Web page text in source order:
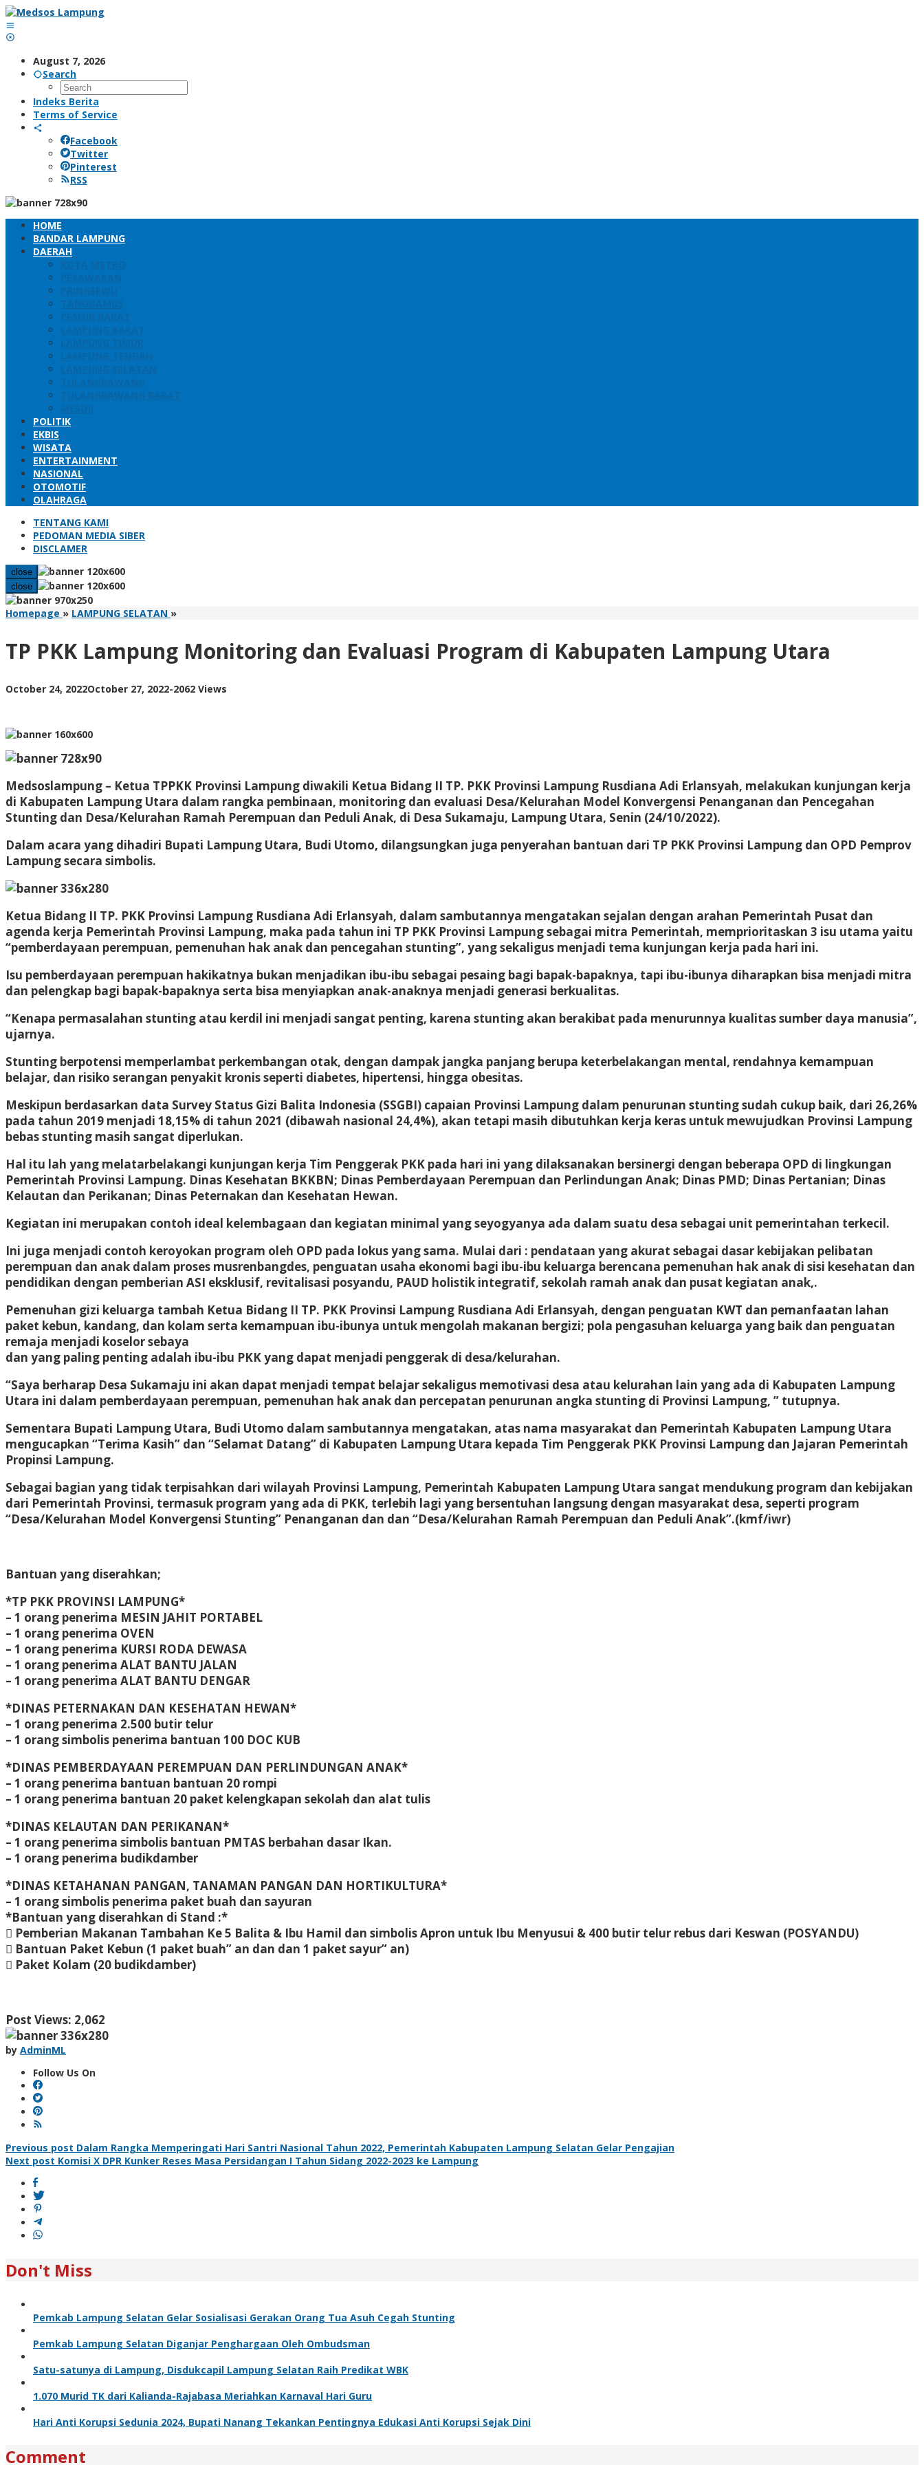
Skip
to
content
August 7, 2026
Search
Indeks Berita
Terms of Service
Facebook
Twitter
Pinterest
RSS
HOME
BANDAR LAMPUNG
DAERAH
KOTA METRO
PESAWARAN
PRINGSEWU
TANGGAMUS
PESISIR BARAT
LAMPUNG BARAT
LAMPUNG TIMUR
LAMPUNG TENGAH
LAMPUNG SELATAN
TULANGBAWANG
TULANGBAWANG BARAT
MESUJI
POLITIK
EKBIS
WISATA
ENTERTAINMENT
NASIONAL
OTOMOTIF
OLAHRAGA
TENTANG KAMI
PEDOMAN MEDIA SIBER
DISCLAMER
close
close
Homepage » LAMPUNG SELATAN »TP
Monitoring
dan
Program
TP PKK Lampung Monitoring dan Evaluasi Program di Kabupaten Lampung Utara
October 24, 2022October 27, 2022by
-2062 Views
Medsoslampung – Ketua TPPKK Provinsi Lampung diwakili Ketua Bidang II TP. PKK Provinsi Lampung Rusdiana Adi Erlansyah, melakukan kunjungan kerja
di Kabupaten Lampung Utara dalam rangka pembinaan, monitoring dan evaluasi Desa/Kelurahan Model Konvergensi Penanganan dan Pencegahan
Stunting dan Desa/Kelurahan Ramah Perempuan dan Peduli Anak, di Desa Sukamaju, Lampung Utara, Senin (24/10/2022).
Dalam acara yang dihadiri Bupati Lampung Utara, Budi Utomo, dilangsungkan juga penyerahan bantuan dari TP PKK Provinsi Lampung dan OPD Pemprov
Lampung secara simbolis.
Ketua Bidang II TP. PKK Provinsi Lampung Rusdiana Adi Erlansyah, dalam sambutannya mengatakan sejalan dengan arahan Pemerintah Pusat dan
agenda kerja Pemerintah Provinsi Lampung, maka pada tahun ini TP PKK Provinsi Lampung sebagai mitra Pemerintah, memprioritaskan 3 isu utama yaitu
“pemberdayaan perempuan, pemenuhan hak anak dan pencegahan stunting”, yang sekaligus menjadi tema kunjungan kerja pada hari ini.
Isu pemberdayaan perempuan hakikatnya bukan menjadikan ibu-ibu sebagai pesaing bagi bapak-bapaknya, tapi ibu-ibunya diharapkan bisa menjadi mitra
dan pelengkap bagi bapak-bapaknya serta bisa menyiapkan anak-anaknya menjadi generasi berkualitas.
“Kenapa permasalahan stunting atau kerdil ini menjadi sangat penting, karena stunting akan berakibat pada menurunnya kualitas sumber daya manusia”,
ujarnya.
Stunting berpotensi memperlambat perkembangan otak, dengan dampak jangka panjang berupa keterbelakangan mental, rendahnya kemampuan
belajar, dan risiko serangan penyakit kronis seperti diabetes, hipertensi, hingga obesitas.
Meskipun berdasarkan data Survey Status Gizi Balita Indonesia (SSGBI) capaian Provinsi Lampung dalam penurunan stunting sudah cukup baik, dari 26,26%
pada tahun 2019 menjadi 18,15% di tahun 2021 (dibawah nasional 24,4%), akan tetapi masih dibutuhkan kerja keras untuk mewujudkan Provinsi Lampung
bebas stunting masih sangat diperlukan.
Hal itu lah yang melatarbelakangi kunjungan kerja Tim Penggerak PKK pada hari ini yang dilaksanakan bersinergi dengan beberapa OPD di lingkungan
Pemerintah Provinsi Lampung. Dinas Kesehatan BKKBN; Dinas Pemberdayaan Perempuan dan Perlindungan Anak; Dinas PMD; Dinas Pertanian; Dinas
Kelautan dan Perikanan; Dinas Peternakan dan Kesehatan Hewan.
Kegiatan ini merupakan contoh ideal kelembagaan dan kegiatan minimal yang seyogyanya ada dalam suatu desa sebagai unit pemerintahan terkecil.
Ini juga menjadi contoh keroyokan program oleh OPD pada lokus yang sama. Mulai dari : pendataan yang akurat sebagai dasar kebijakan pelibatan
perempuan dan anak dalam proses musrenbangdes, penguatan usaha ekonomi bagi ibu-ibu keluarga berencana pemenuhan hak anak di sisi kesehatan dan
pendidikan dengan pemberian ASI eksklusif, revitalisasi posyandu, PAUD holistik integratif, sekolah ramah anak dan pusat kegiatan anak,.
Pemenuhan gizi keluarga tambah Ketua Bidang II TP. PKK Provinsi Lampung Rusdiana Adi Erlansyah, dengan penguatan KWT dan pemanfaatan lahan
paket kebun, kandang, dan kolam serta kemampuan ibu-ibunya untuk mengolah makanan bergizi; pola pengasuhan keluarga yang baik dan penguatan
remaja menjadi koselor sebaya
dan yang paling penting adalah ibu-ibu PKK yang dapat menjadi penggerak di desa/kelurahan.
“Saya berharap Desa Sukamaju ini akan dapat menjadi tempat belajar sekaligus memotivasi desa atau kelurahan lain yang ada di Kabupaten Lampung
Utara ini dalam pemberdayaan perempuan, pemenuhan hak anak dan percepatan penurunan angka stunting di Provinsi Lampung, ” tutupnya.
Sementara Bupati Lampung Utara, Budi Utomo dalam sambutannya mengatakan, atas nama masyarakat dan Pemerintah Kabupaten Lampung Utara
mengucapkan “Terima Kasih” dan “Selamat Datang” di Kabupaten Lampung Utara kepada Tim Penggerak PKK Provinsi Lampung dan Jajaran Pemerintah
Propinsi Lampung.
Sebagai bagian yang tidak terpisahkan dari wilayah Provinsi Lampung, Pemerintah Kabupaten Lampung Utara sangat mendukung program dan kebijakan
dari Pemerintah Provinsi, termasuk program yang ada di PKK, terlebih lagi yang bersentuhan langsung dengan masyarakat desa, seperti program
“Desa/Kelurahan Model Konvergensi Stunting” Penanganan dan dan “Desa/Kelurahan Ramah Perempuan dan Peduli Anak”.(kmf/iwr)
Bantuan yang diserahkan;
*TP PKK PROVINSI LAMPUNG*
– 1 orang penerima MESIN JAHIT PORTABEL
– 1 orang penerima OVEN
– 1 orang penerima KURSI RODA DEWASA
– 1 orang penerima ALAT BANTU JALAN
– 1 orang penerima ALAT BANTU DENGAR
*DINAS PETERNAKAN DAN KESEHATAN HEWAN*
– 1 orang penerima 2.500 butir telur
– 1 orang simbolis penerima bantuan 100 DOC KUB
*DINAS PEMBERDAYAAN PEREMPUAN DAN PERLINDUNGAN ANAK*
– 1 orang penerima bantuan bantuan 20 rompi
– 1 orang penerima bantuan 20 paket kelengkapan sekolah dan alat tulis
*DINAS KELAUTAN DAN PERIKANAN*
– 1 orang penerima simbolis bantuan PMTAS berbahan dasar Ikan.
– 1 orang penerima budikdamber
*DINAS KETAHANAN PANGAN, TANAMAN PANGAN DAN HORTIKULTURA*
– 1 orang simbolis penerima paket buah dan sayuran
*Bantuan yang diserahkan di Stand :*
 Pemberian Makanan Tambahan Ke 5 Balita & Ibu Hamil dan simbolis Apron untuk Ibu Menyusui & 400 butir telur rebus dari Keswan (POSYANDU)
 Bantuan Paket Kebun (1 paket buah” an dan dan 1 paket sayur” an)
 Paket Kolam (20 budikdamber)
Post Views: 2,062
by AdminML
Follow Us On
Post
navigation
Previous post Dalam Rangka Memperingati Hari Santri Nasional Tahun 2022, Pemerintah Kabupaten Lampung Selatan Gelar Pengajian
Next post Komisi X DPR Kunker Reses Masa Persidangan I Tahun Sidang 2022-2023 ke Lampung
Don't Miss
Pemkab Lampung Selatan Gelar Sosialisasi Gerakan Orang Tua Asuh Cegah Stunting
Pemkab Lampung Selatan Diganjar Penghargaan Oleh Ombudsman
Satu-satunya di Lampung, Disdukcapil Lampung Selatan Raih Predikat WBK
1.070 Murid TK dari Kalianda-Rajabasa Meriahkan Karnaval Hari Guru
Hari Anti Korupsi Sedunia 2024, Bupati Nanang Tekankan Pentingnya Edukasi Anti Korupsi Sejak Dini
Comment